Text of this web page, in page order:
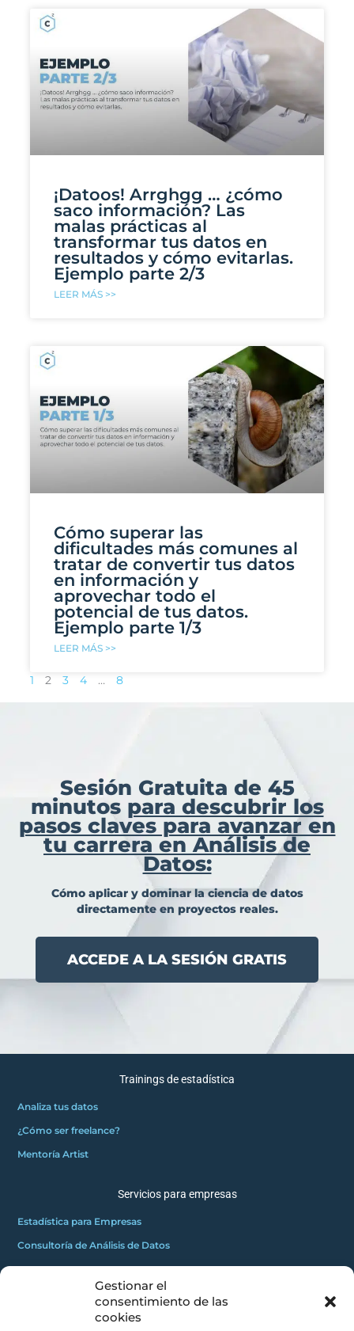
Gestionar el
consentimiento de las
cookies
¡Datoos! Arrghgg … ¿cómo
saco información? Las
malas prácticas al
transformar tus datos en
resultados y cómo evitarlas.
Ejemplo parte 2/3
LEER MÁS >>
Cómo superar las
dificultades más comunes al
tratar de convertir tus datos
en información y
aprovechar todo el
potencial de tus datos.
Ejemplo parte 1/3
LEER MÁS >>
1 2 3 4 … 8
Sesión Gratuita de 45
minutos para descubrir los
pasos claves para avanzar en
tu carrera en Análisis de
Datos:
Cómo aplicar y dominar la ciencia de datos
directamente en proyectos reales.
ACCEDE A LA SESIÓN GRATIS
Trainings de estadística
Analiza tus datos
¿Cómo ser freelance?
Mentoría Artist
Servicios para empresas
Estadística para Empresas
Consultoría de Análisis de Datos
GRATUITOS